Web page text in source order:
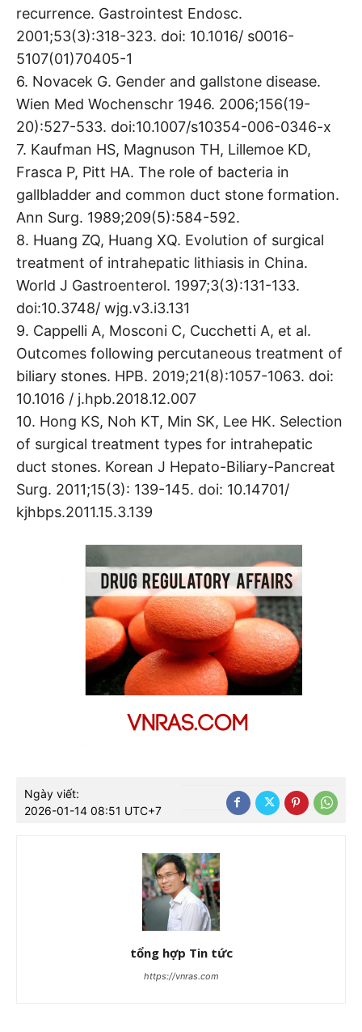
recurrence. Gastrointest Endosc.
2001;53(3):318-323. doi: 10.1016/ s0016-
5107(01)70405-1
6. Novacek G. Gender and gallstone disease.
Wien Med Wochenschr 1946. 2006;156(19-
20):527-533. doi:10.1007/s10354-006-0346-x
7. Kaufman HS, Magnuson TH, Lillemoe KD,
Frasca P, Pitt HA. The role of bacteria in
gallbladder and common duct stone formation.
Ann Surg. 1989;209(5):584-592.
8. Huang ZQ, Huang XQ. Evolution of surgical
treatment of intrahepatic lithiasis in China.
World J Gastroenterol. 1997;3(3):131-133.
doi:10.3748/ wjg.v3.i3.131
9. Cappelli A, Mosconi C, Cucchetti A, et al.
Outcomes following percutaneous treatment of
biliary stones. HPB. 2019;21(8):1057-1063. doi:
10.1016 / j.hpb.2018.12.007
10. Hong KS, Noh KT, Min SK, Lee HK. Selection
of surgical treatment types for intrahepatic
duct stones. Korean J Hepato-Biliary-Pancreat
Surg. 2011;15(3): 139-145. doi: 10.14701/
kjhbps.2011.15.3.139
Ngày viết:
2026-01-14 08:51 UTC+7
tổng hợp Tin tức
https://vnras.com